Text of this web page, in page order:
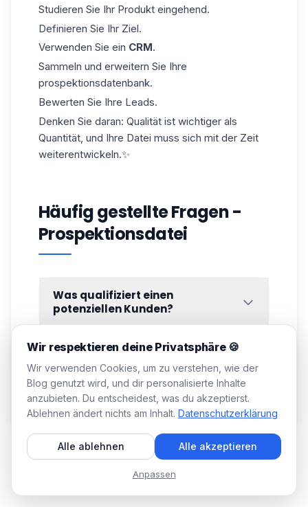
Studieren Sie Ihr Produkt eingehend.
Definieren Sie Ihr Ziel.
Verwenden Sie ein CRM.
Sammeln und erweitern Sie Ihre
prospektionsdatenbank.
Bewerten Sie Ihre Leads.
Denken Sie daran: Qualität ist wichtiger als
Quantität, und Ihre Datei muss sich mit der Zeit
weiterentwickeln.✨
Häufig gestellte Fragen -
Prospektionsdatei
Was qualifiziert einen
potenziellen Kunden?
qualifizieren, ist es wichtig, verschiedene
Aspekte zu verstehen, die sein Potenzial als
Kunde bestimmen, zum Beispiel: 👇🏼
Interesse und Engagement: Hat der
Interessent sein Interesse an Ihren
Aktionen wie E-Mails, Direktmarketing
oder Reaktionen auf Ihre
Marketingkampagnen gezeigt?
Wie qualifizieren Sie eine
Kundendatei?
Wenn Sie neue Kundendateien qualifizieren
möchten, sind hier die verschiedenen
1️⃣ Analysieren Sie demografische Daten.
2️⃣ Bedürfnisse und Interessen ermitteln.
3️⃣ Budget prüfen.
4️⃣ Entscheidungspotenzial abschätzen.
Wir respektieren deine Privatsphäre 🍪
Wir verwenden Cookies, um zu verstehen, wie der
Blog genutzt wird, und dir personalisierte Inhalte
anzubieten. Du entscheidest, was du akzeptierst.
Ablehnen ändert nichts am Inhalt. Datenschutzerklärung
Alle ablehnen Alle akzeptieren
Anpassen